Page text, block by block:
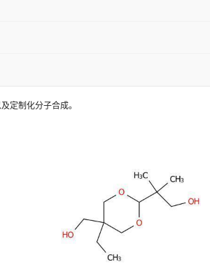
定制化分子合成。